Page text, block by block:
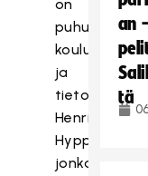
on
puhuja,
kouluttaja
ja
tietokirjailija
Henri
Hyppönen,
jonka
an
tä